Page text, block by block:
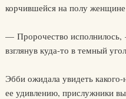
корчившейся на полу
— Пророчество исполнилось,
взглянув куда-то в темный
Эбби ожидала увидеть
ее удивлению, прислужники